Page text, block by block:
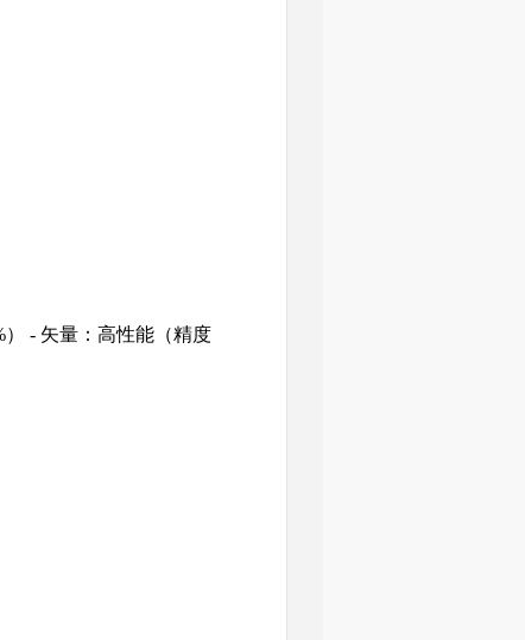
- 矢量：高性能（精度